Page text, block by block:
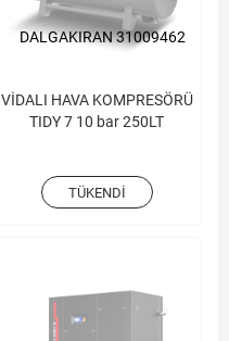
VİDALI HAVA KOMPRESÖRÜ
TIDY 7 10 bar 250LT
DALGAKIRAN 31009462
TÜKENDI